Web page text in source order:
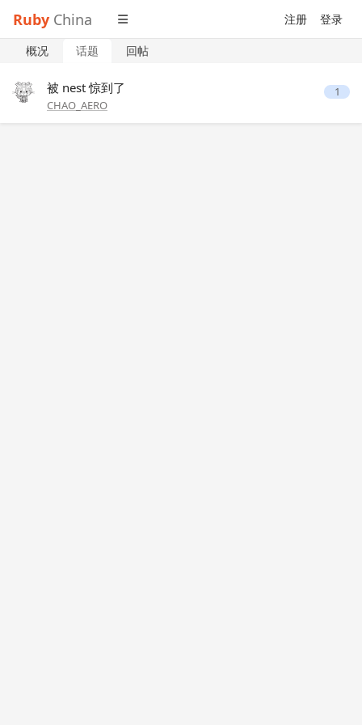
Ruby China 注册 登录
概况 话题 回帖
被 nest 惊到了
CHAO_AERO
1